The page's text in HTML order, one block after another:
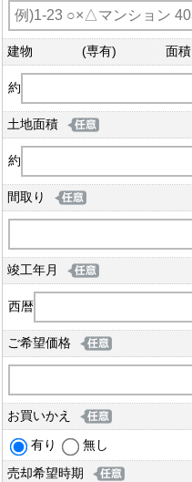
建物 (専有) 面積
約
土地面積
約
間取り
竣工年月
西暦
ご希望価格
お買いかえ
有り
無し
売却希望時期